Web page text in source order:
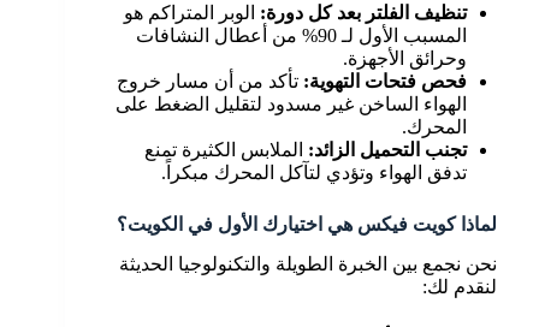
تنظيف الفلتر بعد كل دورة: الوبر المتراكم هو
المسبب الأول لـ 90% من أعطال النشافات
وحرائق الأجهزة.
فحص فتحات التهوية: تأكد من أن مسار خروج
الهواء الساخن غير مسدود لتقليل الضغط على
المحرك.
تجنب التحميل الزائد: الملابس الكثيرة تمنع
تدفق الهواء وتؤدي لتآكل المحرك مبكراً.
لماذا كويت فيكس هي اختيارك الأول في الكويت؟
نحن نجمع بين الخبرة الطويلة والتكنولوجيا الحديثة
لنقدم لك: